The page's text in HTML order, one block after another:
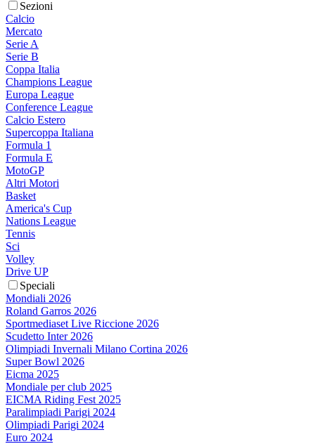
Sezioni
Calcio
Mercato
Serie A
Serie B
Coppa Italia
Champions League
Europa League
Conference League
Calcio Estero
Supercoppa Italiana
Formula 1
Formula E
MotoGP
Altri Motori
Basket
America's Cup
Nations League
Tennis
Sci
Volley
Drive UP
Speciali
Mondiali 2026
Roland Garros 2026
Sportmediaset Live Riccione 2026
Scudetto Inter 2026
Olimpiadi Invernali Milano Cortina 2026
Super Bowl 2026
Eicma 2025
Mondiale per club 2025
EICMA Riding Fest 2025
Paralimpiadi Parigi 2024
Olimpiadi Parigi 2024
Euro 2024